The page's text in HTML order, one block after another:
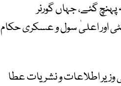
گئے، جہاں گورنر
اور اعلیٰ سول و عسکری حکام
وزیر اطلاعات و نشریات عطا